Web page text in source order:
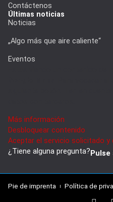
Contáctenos
Últimas noticias
Noticias
„Algo más que aire caliente“
Eventos
Más información
Desbloquear contenido
Aceptar el servicio solicitado
¿Tiene alguna pregunta?
Pie de imprenta Política de